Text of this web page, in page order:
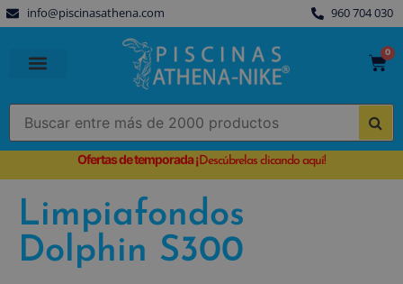
info@piscinasathena.com 960 704 030
0
Ofertas de temporada¡Descúbrelas clicando aquí!
Limpiafondos
Dolphin S300